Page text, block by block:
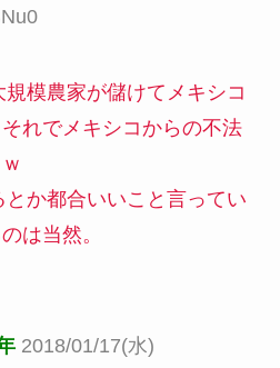
模農家が儲けてメキシコ
れでメキシコからの不法
か都合いいこと言ってい
は当然。
2018/01/17(水)